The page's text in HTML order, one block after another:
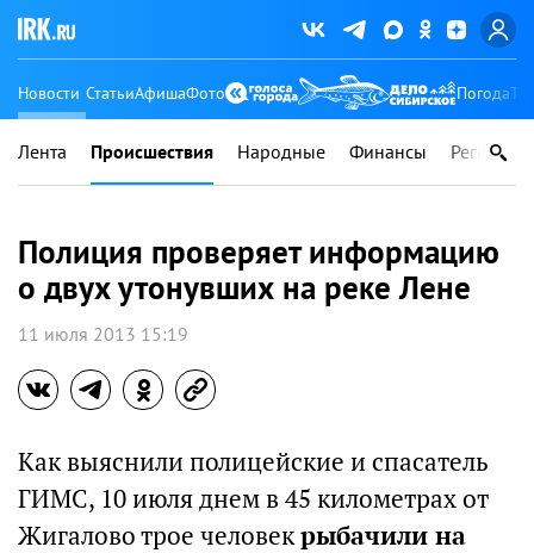
Новости СтатьиАфишаФото Погода
Лента Происшествия Народные Финансы Регионы
Полиция проверяет информацию
о двух утонувших на реке Лене
11 июля 2013 15:19
Как выяснили полицейские и спасатель
ГИМС, 10 июля днем в 45 километрах от
Жигалово трое человекрыбачили на